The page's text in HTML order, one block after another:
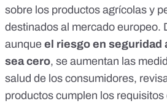
sobre los productos agrícolas y
destinados al mercado europeo.
aunque el riesgo en seguridad
sea cero, se aumentan las
salud de los consumidores,
productos cumplen los requisitos